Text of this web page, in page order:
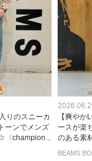
りのスニーカ
ーンでメンズ
〈champion...
【爽や
ースが楽
のある素
BEAMS